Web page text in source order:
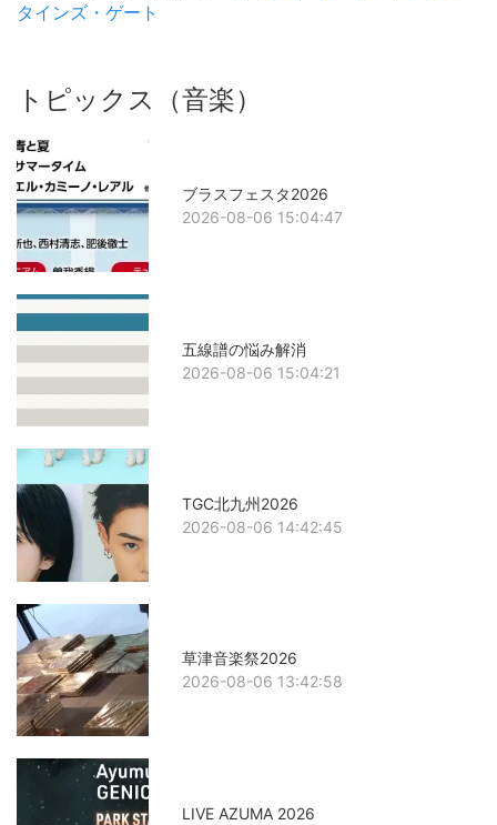
タインズ・ゲート
トピックス（音楽）
ブラスフェスタ2026
2026-08-06 15:04:47
五線譜の悩み解消
2026-08-06 15:04:21
TGC北九州2026
2026-08-06 14:42:45
草津音楽祭2026
2026-08-06 13:42:58
LIVE AZUMA 2026